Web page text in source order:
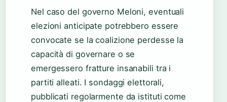
Nel caso del governo Meloni, eventuali
elezioni anticipate potrebbero essere
convocate se la coalizione perdesse la
capacità di governare o se
emergessero fratture insanabili tra i
partiti alleati. I sondaggi elettorali,
pubblicati regolarmente da istituti come